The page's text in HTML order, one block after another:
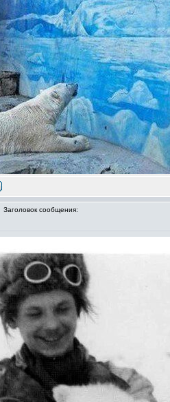
Заголовок сообщения: